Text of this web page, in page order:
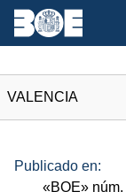
VALENCIA
Publicado en:
«BOE» núm.